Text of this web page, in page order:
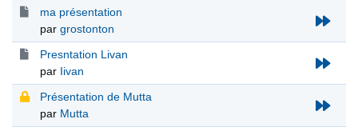
ma présentation
par grostonton
Presntation Livan
par Iivan
Présentation de Mutta
par Mutta